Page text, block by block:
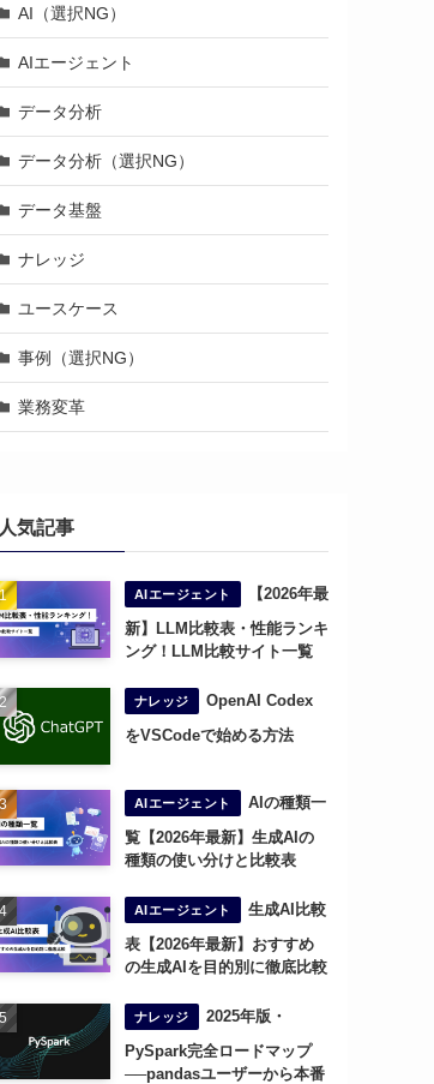
AI（選択NG）
AIエージェント
データ分析
データ分析（選択NG）
データ基盤
ナレッジ
ユースケース
事例（選択NG）
業務変革
人気記事
AIエージェント
【2026年最
新】LLM比較表・性能ランキ
ング！LLM比較サイト一覧
ナレッジ
OpenAI Codex
をVSCodeで始める方法
AIエージェント
AIの種類一
覧【2026年最新】生成AIの
種類の使い分けと比較表
AIエージェント
生成AI比較
表【2026年最新】おすすめ
の生成AIを目的別に徹底比較
ナレッジ
2025年版・
PySpark完全ロードマップ
──pandasユーザーから本番